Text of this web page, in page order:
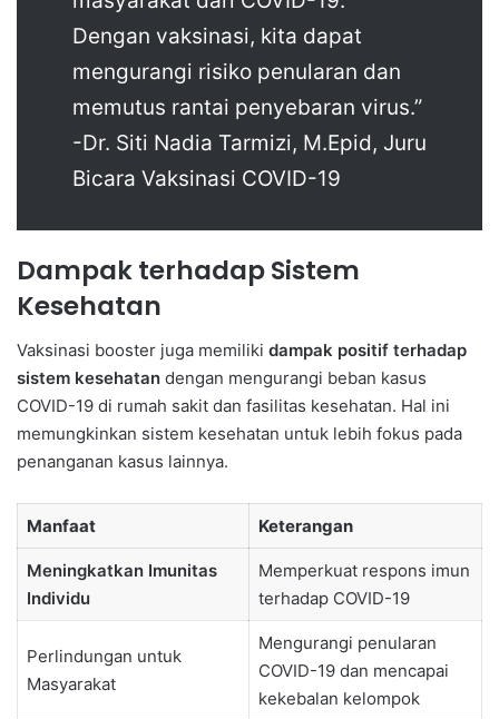
Dengan vaksinasi, kita dapat
mengurangi risiko penularan dan
memutus rantai penyebaran virus.”
-Dr. Siti Nadia Tarmizi, M.Epid, Juru
Bicara Vaksinasi COVID-19
Dampak terhadap Sistem
Kesehatan
Vaksinasi booster juga memiliki dampak positif terhadap
sistem kesehatan dengan mengurangi beban kasus
COVID-19 di rumah sakit dan fasilitas kesehatan. Hal ini
memungkinkan sistem kesehatan untuk lebih fokus pada
penanganan kasus lainnya.
Manfaat Keterangan
Meningkatkan Imunitas
Individu
Memperkuat respons imun
terhadap COVID-19
Perlindungan untuk
Masyarakat
Mengurangi penularan
COVID-19 dan mencapai
kekebalan kelompok